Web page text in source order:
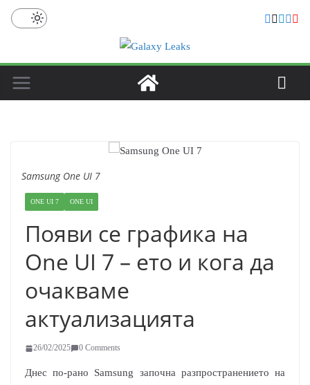
Skip
Samsung One UI 7
ONE UI 7 ONE UI
Появи се графика на
One UI 7 – ето и кога да
очакваме
актуализацията
26/02/2025 0 Comments
Днес по-рано Samsung започна разпространението на